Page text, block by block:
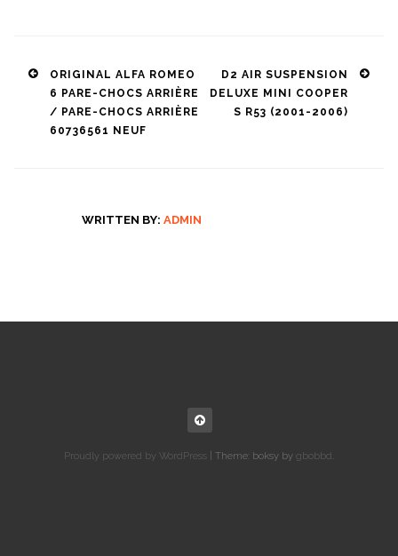
Post
navigation
ORIGINAL ALFA ROMEO
6 PARE-CHOCS ARRIÈRE
/ PARE-CHOCS ARRIÈRE
60736561 NEUF
D2 AIR SUSPENSION
DELUXE MINI COOPER
S R53 (2001-2006)
WRITTEN BY: ADMIN
Proudly powered by WordPress Theme: boksy by gbobbd